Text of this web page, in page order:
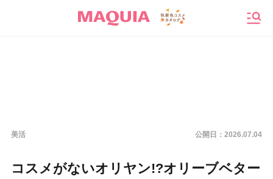
美活 公開日： 2026.07.04
コスメがないオリヤン!?オリーブベター